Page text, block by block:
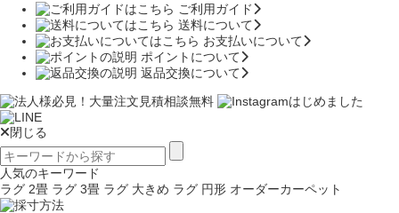
ご利用ガイド
送料について
お支払いについて
ポイントについて
返品交換について
閉じる
人気のキーワード
ラグ 2畳 ラグ 3畳 ラグ 大きめ ラグ 円形 オーダーカーペット